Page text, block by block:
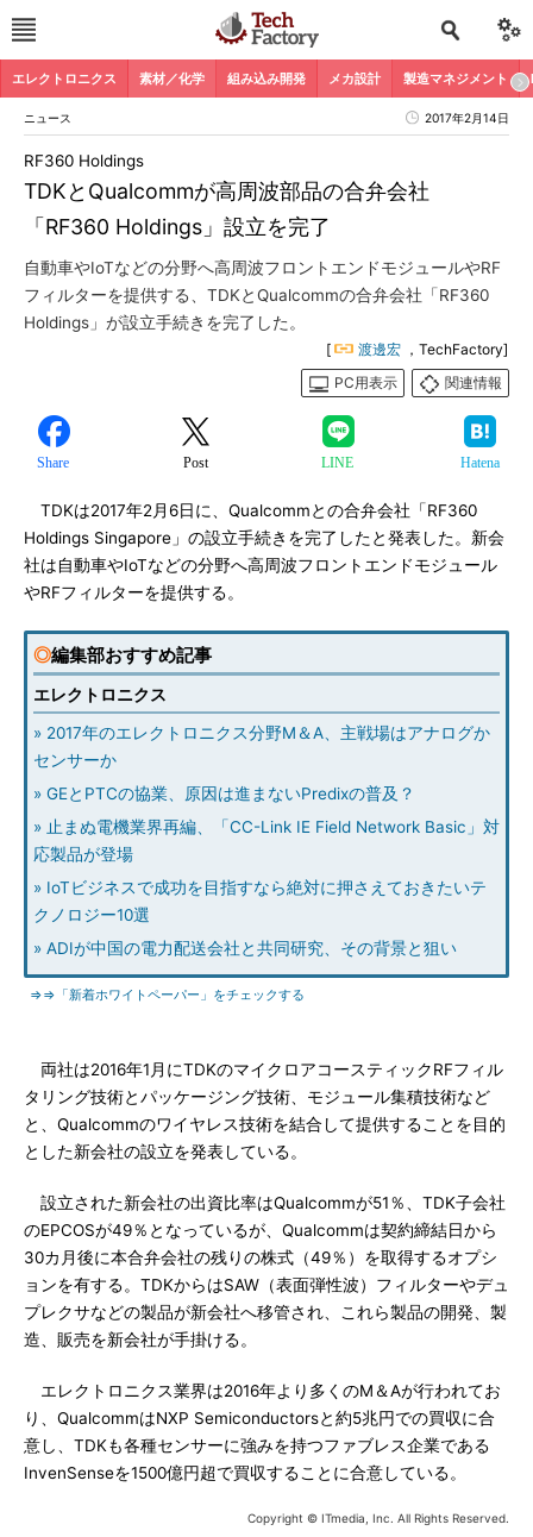
エレクトロニクス 素材／化学 組み込み開発 メカ設計 製造マネジメント
ニュース 2017年2月14日
TDKとQualcommが高周波部品の合弁会社
「RF360 Holdings」設立を完了
RF360 Holdings
自動車やIoTなどの分野へ高周波フロントエンドモジュールやRF
フィルターを提供する、TDKとQualcommの合弁会社「RF360
Holdings」が設立手続きを完了した。
[ 渡邊宏 ，TechFactory]
PC用表示
関連情報
Share Post LINE Hatena
TDKは2017年2月6日に、Qualcommとの合弁会社「RF360
Holdings Singapore」の設立手続きを完了したと発表した。新会
社は自動車やIoTなどの分野へ高周波フロントエンドモジュール
やRFフィルターを提供する。
◎編集部おすすめ記事
エレクトロニクス
» 2017年のエレクトロニクス分野M＆A、主戦場はアナログか
センサーか
» GEとPTCの協業、原因は進まないPredixの普及？
» 止まぬ電機業界再編、「CC-Link IE Field Network Basic」対
応製品が登場
» IoTビジネスで成功を目指すなら絶対に押さえておきたいテ
クノロジー10選
» ADIが中国の電力配送会社と共同研究、その背景と狙い
⇒⇒「新着ホワイトペーパー」をチェックする
両社は2016年1月にTDKのマイクロアコースティックRFフィル
タリング技術とパッケージング技術、モジュール集積技術など
と、Qualcommのワイヤレス技術を結合して提供することを目的
とした新会社の設立を発表している。
設立された新会社の出資比率はQualcommが51％、TDK子会社
のEPCOSが49％となっているが、Qualcommは契約締結日から
30カ月後に本合弁会社の残りの株式（49％）を取得するオプシ
ョンを有する。TDKからはSAW（表面弾性波）フィルターやデュ
プレクサなどの製品が新会社へ移管され、これら製品の開発、製
造、販売を新会社が手掛ける。
エレクトロニクス業界は2016年より多くのM＆Aが行われてお
り、QualcommはNXP Semiconductorsと約5兆円での買収に合
意し、TDKも各種センサーに強みを持つファブレス企業である
InvenSenseを1500億円超で買収することに合意している。
Copyright © ITmedia, Inc. All Rights Reserved.